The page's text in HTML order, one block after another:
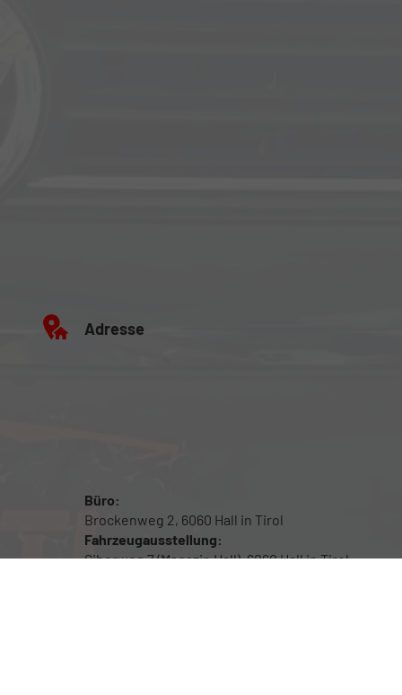
Adresse
Büro:
Brockenweg 2, 6060 Hall in Tirol
Fahrzeugausstellung:
Siberweg 7 (Magazin Hall), 6060 Hall in Tirol